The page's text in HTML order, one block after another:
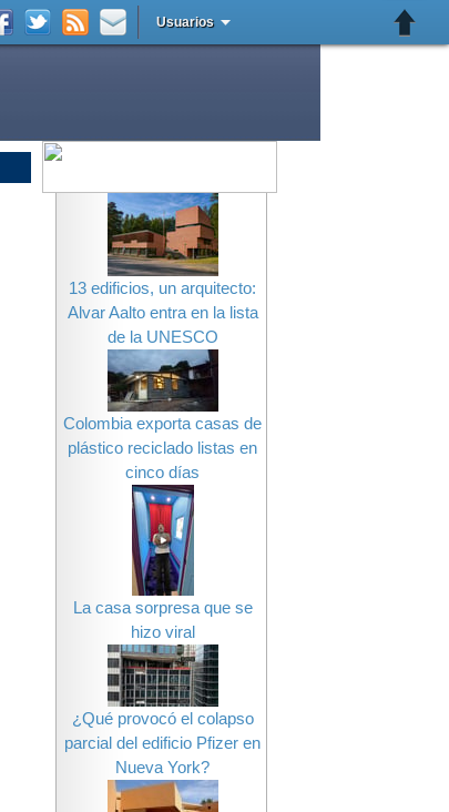
Usuarios
13 edificios, un arquitecto:
Alvar Aalto entra en la lista
de la UNESCO
Colombia exporta casas de
plástico reciclado listas en
cinco días
La casa sorpresa que se
hizo viral
¿Qué provocó el colapso
parcial del edificio Pfizer en
Nueva York?